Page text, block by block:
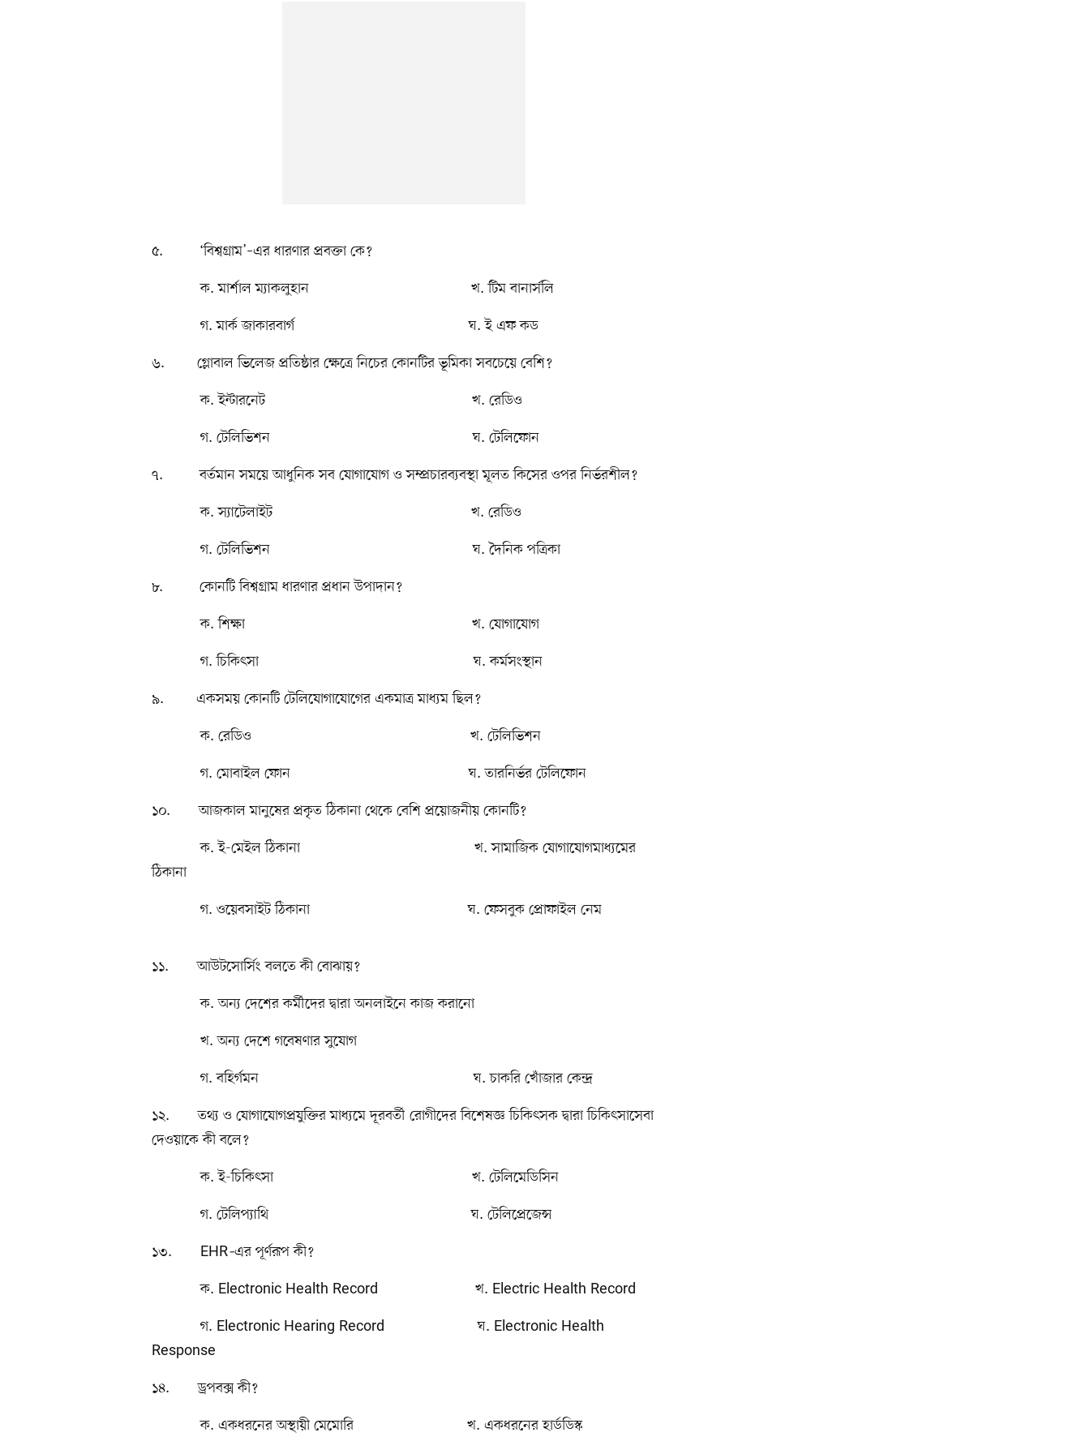
৫. ‘বিশ্বগ্রাম’–এর ধারণার প্রবক্তা কে?
ক. মার্শাল ম্যাকলুহান খ. টিম বানার্সলি
গ. মার্ক জাকারবার্গ ঘ. ই এফ কড
৬. গ্লোবাল ভিলেজ প্রতিষ্ঠার ক্ষেত্রে নিচের কোনটির ভূমিকা সবচেয়ে বেশি?
ক. ইন্টারনেট খ. রেডিও
গ. টেলিভিশন ঘ. টেলিফোন
৭. বর্তমান সময়ে আধুনিক সব যোগাযোগ ও সম্প্রচারব্যবস্থা মূলত কিসের ওপর নির্ভরশীল?
ক. স্যাটেলাইট খ. রেডিও
গ. টেলিভিশন ঘ. দৈনিক পত্রিকা
৮. কোনটি বিশ্বগ্রাম ধারণার প্রধান উপাদান?
ক. শিক্ষা খ. যোগাযোগ
গ. চিকিৎসা ঘ. কর্মসংস্থান
৯. একসময় কোনটি টেলিযোগাযোগের একমাত্র মাধ্যম ছিল?
ক. রেডিও খ. টেলিভিশন
গ. মোবাইল ফোন ঘ. তারনির্ভর টেলিফোন
১০. আজকাল মানুষের প্রকৃত ঠিকানা থেকে বেশি প্রয়োজনীয় কোনটি?
ক. ই-মেইল ঠিকানা খ. সামাজিক যোগাযোগমাধ্যমের
ঠিকানা
গ. ওয়েবসাইট ঠিকানা ঘ. ফেসবুক প্রোফাইল নেম
১১. আউটসোর্সিং বলতে কী বোঝায়?
ক. অন্য দেশের কর্মীদের দ্বারা অনলাইনে কাজ করানো
খ. অন্য দেশে গবেষণার সুযোগ
গ. বহির্গমন ঘ. চাকরি খোঁজার কেন্দ্র
১২. তথ্য ও যোগাযোগপ্রযুক্তির মাধ্যমে দূরবর্তী রোগীদের বিশেষজ্ঞ চিকিৎসক দ্বারা চিকিৎসাসেবা
দেওয়াকে কী বলে?
ক. ই-চিকিৎসা খ. টেলিমেডিসিন
গ. টেলিপ্যাথি ঘ. টেলিপ্রেজেন্স
১৩. EHR–এর পূর্ণরূপ কী?
ক. Electronic Health Record খ. Electric Health Record
গ. Electronic Hearing Record ঘ. Electronic Health
Response
১৪. ড্রপবক্স কী?
ক. একধরনের অস্থায়ী মেমোরি খ. একধরনের হার্ডডিস্ক